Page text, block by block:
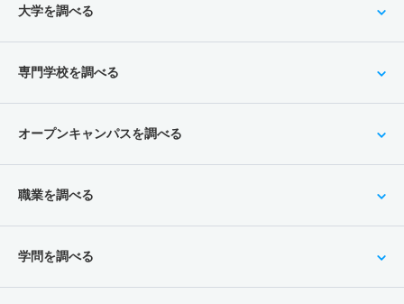
大学を調べる
専門学校を調べる
オープンキャンパスを調べる
職業を調べる
学問を調べる